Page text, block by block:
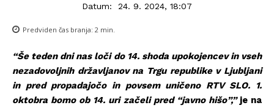
Datum: 24. 9. 2024, 18:07
Predviden čas branja: 2 min.
“Še teden dni nas loči do 14. shoda upokojencev in vseh
nezadovoljnih državljanov na Trgu republike v Ljubljani
in pred propadajočo in povsem uničeno RTV SLO. 1.
oktobra bomo ob 14. uri začeli pred “javno hišo”,”je na